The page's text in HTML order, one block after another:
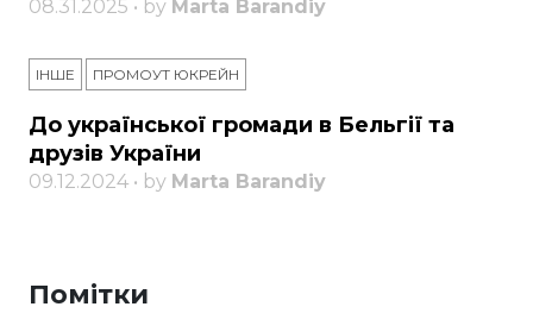
08.31.2025 • by Marta Barandiy
ІНШЕ ПРОМОУТ ЮКРЕЙН
До української громади в Бельгії та
друзів України
09.12.2024 • by Marta Barandiy
Помітки